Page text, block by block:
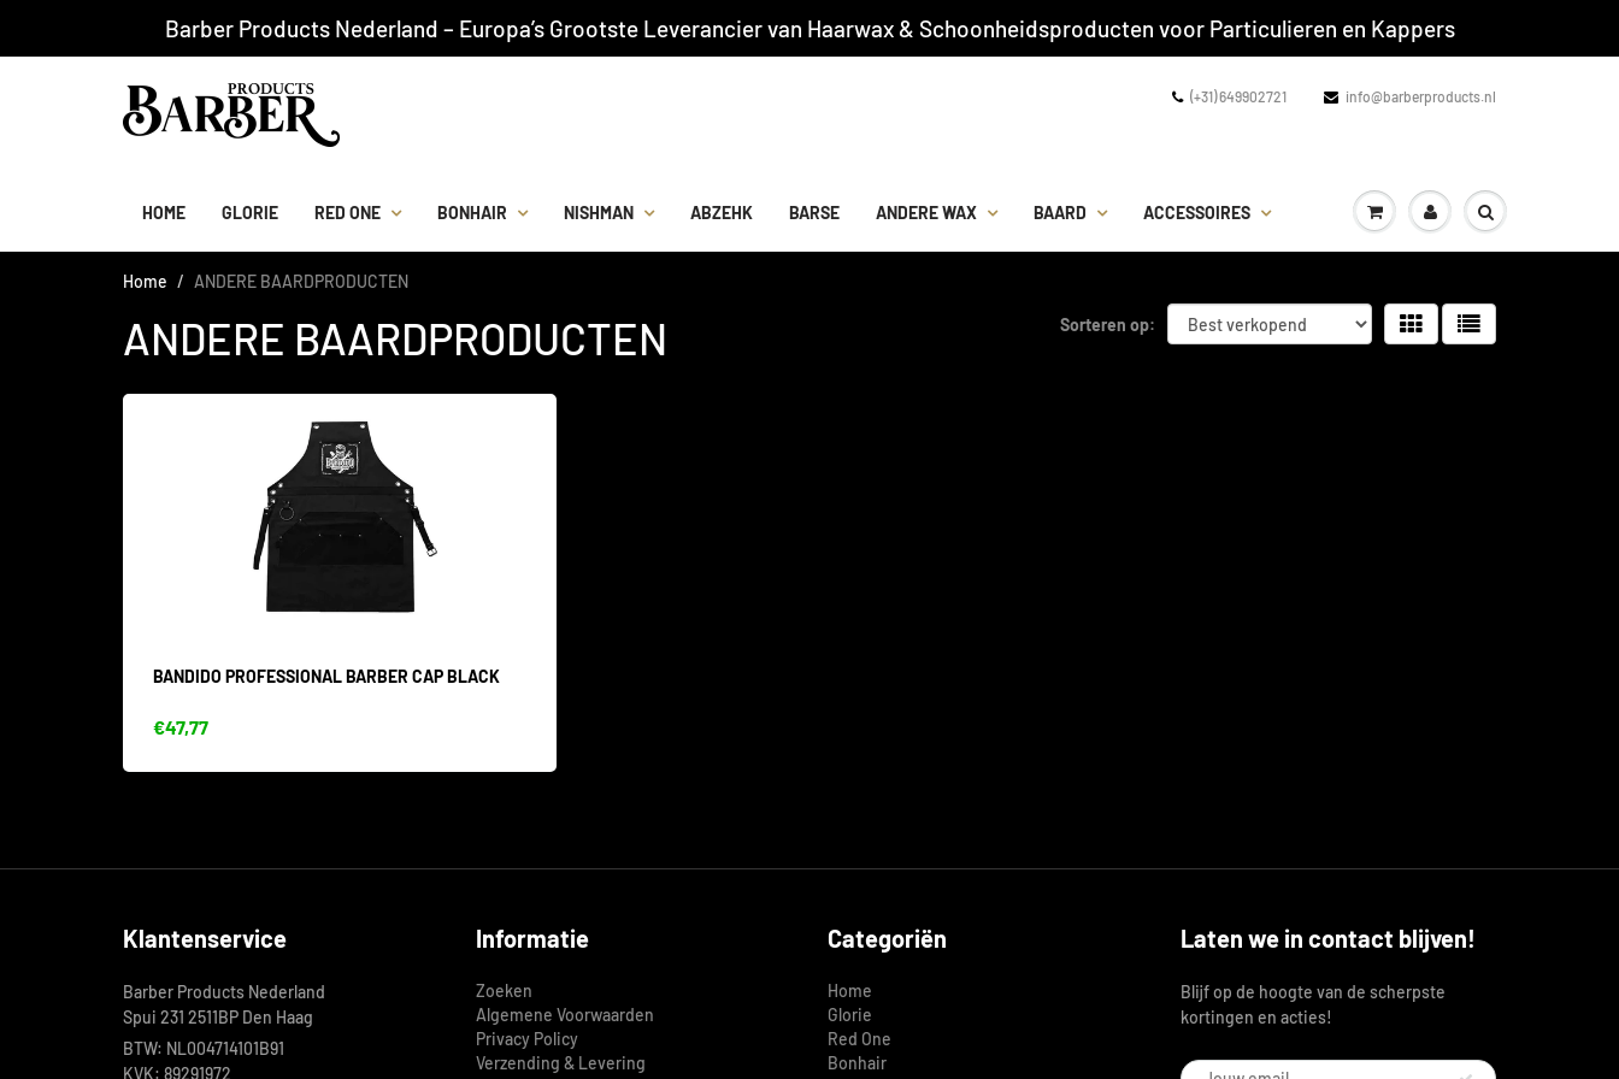
Barber Products Nederland – Europa’s Grootste Leverancier van Haarwax & Schoonheidsproducten voor Particulieren en Kappers
(+31) 649902721 info@barberproducts.nl
HOME GLORIE RED ONE BONHAIR NISHMAN ABZEHK BARSE ANDERE WAX BAARD ACCESSOIRES
Home ANDERE BAARDPRODUCTEN
ANDERE BAARDPRODUCTEN Sorteren op:
BANDIDO PROFESSIONAL BARBER CAP BLACK
€47,77
Klantenservice
Barber Products Nederland
Spui 231 2511BP Den Haag
BTW: NL004714101B91
KVK: 89291972
Informatie
Zoeken
Algemene Voorwaarden
Privacy Policy
Verzending & Levering
Categoriën
Home
Glorie
Red One
Bonhair
Laten we in contact blijven!
Blijf op de hoogte van de scherpste
kortingen en acties!